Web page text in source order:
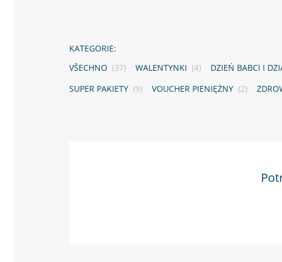
KATEGORIE:
VŠECHNO (37) WALENTYNKI (4) DZIEŃ BABCI I
SUPER PAKIETY (9) VOUCHER PIENIĘŻNY (2)